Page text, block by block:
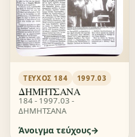
ΤΕΎΧΟΣ 184 1997.03
ΔΗΜΗΤΣΑΝΑ
184 - 1997.03 -
ΔΗΜΗΤΣΑΝΑ
Άνοιγμα τεύχους